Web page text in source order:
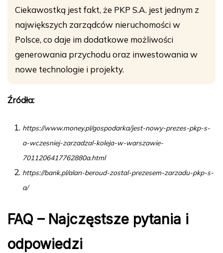
Ciekawostką jest fakt, że PKP S.A. jest jednym z
największych zarządców nieruchomości w
Polsce, co daje im dodatkowe możliwości
generowania przychodu oraz inwestowania w
nowe technologie i projekty.
Źródła:
https://www.money.pl/gospodarka/jest-nowy-prezes-pkp-s-
a-wczesniej-zarzadzal-koleja-w-warszawie-
7011206417762880a.html
https://bank.pl/alan-beroud-zostal-prezesem-zarzadu-pkp-s-
a/
FAQ – Najczęstsze pytania i
odpowiedzi